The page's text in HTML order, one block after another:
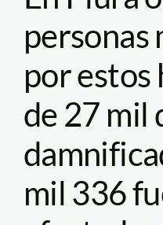
por estos
de 27 mil
mil 336